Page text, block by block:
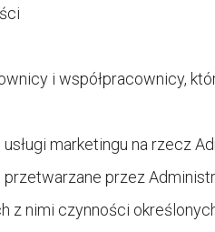
i współpracownicy,
marketingu na rzecz
przez
z nimi czynności